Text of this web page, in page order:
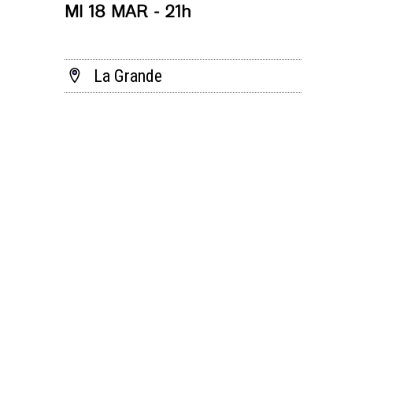
MI 18 MAR - 21h
La Grande